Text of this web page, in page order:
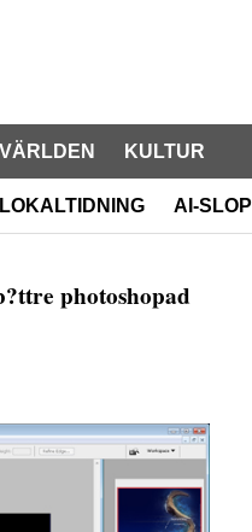
VÄRLDEN KULTUR
LOKALTIDNING AI-SLOP
photoshopad